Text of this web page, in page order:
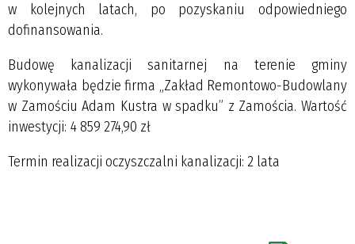
w kolejnych latach, po pozyskaniu odpowiedniego
dofinansowania.
Budowę kanalizacji sanitarnej na terenie gminy
wykonywała będzie firma „Zakład Remontowo-Budowlany
w Zamościu Adam Kustra w spadku” z Zamościa. Wartość
inwestycji: 4 859 274,90 zł
Termin realizacji oczyszczalni kanalizacji: 2 lata